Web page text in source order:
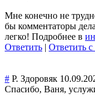
Мне конечно не
бы комментаторы
легко! Подробнее в
Ответить | Ответить с
# Р. Здоровяк
Спасибо, Ваня,